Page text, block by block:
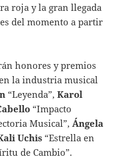
roja y la gran llegada
del momento a partir
honores y premios
la industria musical
“Leyenda”,Karol
“Impacto
Musical”,Ángela
Uchis “Estrella en
de Cambio”.